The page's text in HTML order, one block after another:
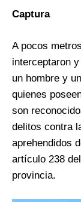
Captura
A pocos
interceptaron
un hombre y
quienes
son
delitos contra
aprehendidos
artículo 238
provincia.